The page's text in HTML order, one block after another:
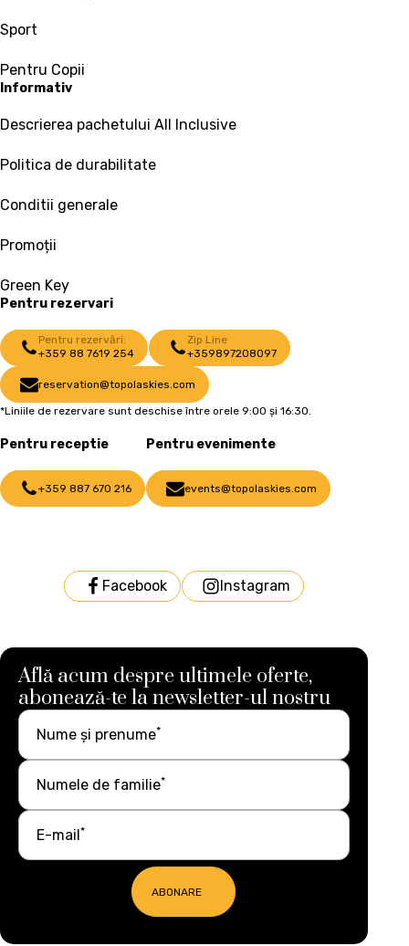
Sport
Pentru Copii
Informativ
Descrierea pachetului All Inclusive
Politica de durabilitate
Conditii generale
Promoții
Green Key
Pentru rezervari
Pentru rezervări:
+359 88 7619 254
Zip Line
+359897208097
reservation@topolaskies.com
*Liniile de rezervare sunt deschise între orele 9:00 și 16:30.
Pentru receptie
+359 887 670 216
Pentru evenimente
events@topolaskies.com
Facebook Instagram
Află acum despre ultimele oferte,
abonează-te la newsletter-ul nostru
Nume și prenume*
Numele de familie*
E-mail*
ABONARE